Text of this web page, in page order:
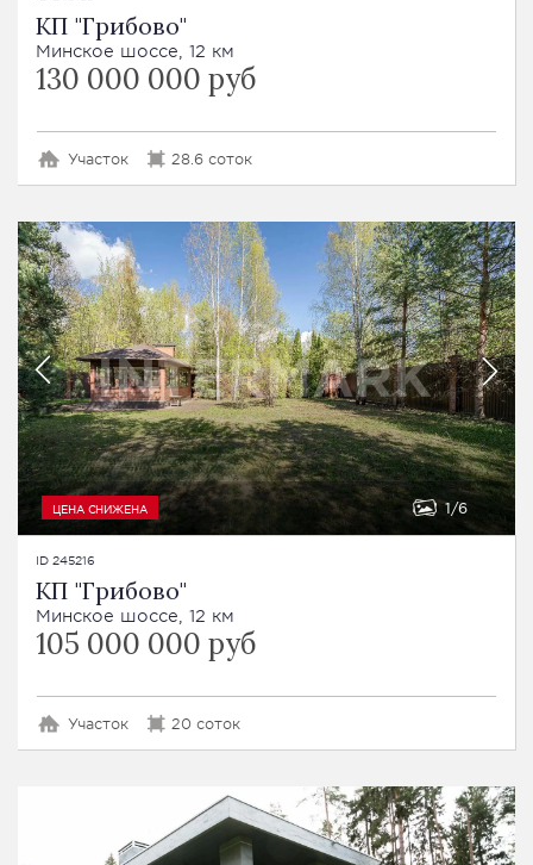
КП "Грибово"
Минское шоссе, 12 км
130 000 000 руб
Участок 28.6 соток
ЦЕНА СНИЖЕНА 1 6
ID 245216
КП "Грибово"
Минское шоссе, 12 км
105 000 000 руб
Участок 20 соток